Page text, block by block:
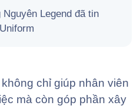
Legend đã tin
chỉ giúp nhân viên
mà còn góp phần xây